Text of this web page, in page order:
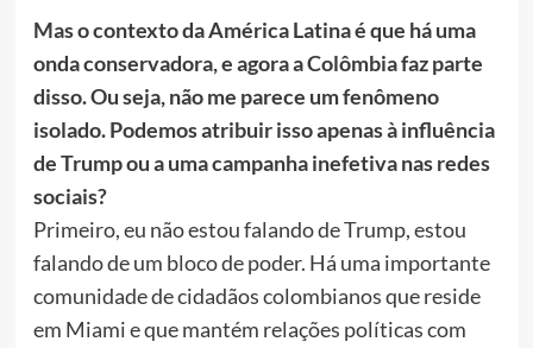
Mas o contexto da América Latina é que há uma
onda conservadora, e agora a Colômbia faz parte
disso. Ou seja, não me parece um fenômeno
isolado. Podemos atribuir isso apenas à influência
de Trump ou a uma campanha inefetiva nas redes
sociais?
Primeiro, eu não estou falando de Trump, estou
falando de um bloco de poder. Há uma importante
comunidade de cidadãos colombianos que reside
em Miami e que mantém relações políticas com